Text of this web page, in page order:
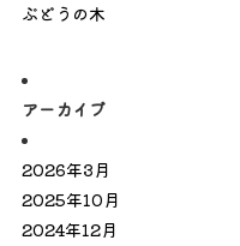
ぶどうの木
アーカイブ
2026年3月
2025年10月
2024年12月